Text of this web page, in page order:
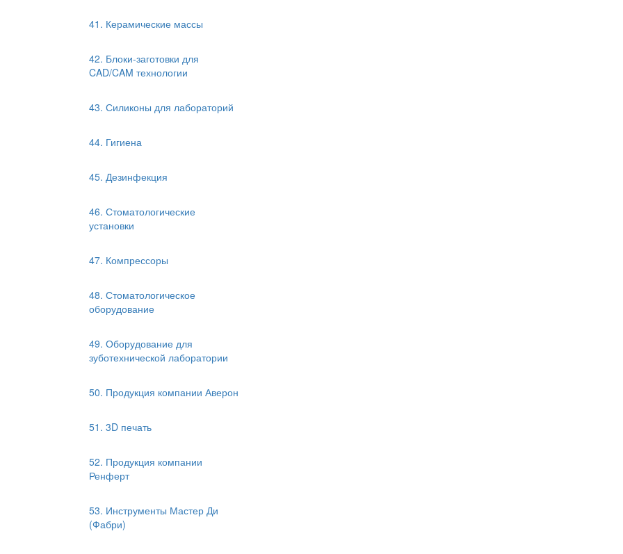
41. Керамические массы
42. Блоки-заготовки для
CAD/CAM технологии
43. Силиконы для лабораторий
44. Гигиена
45. Дезинфекция
46. Стоматологические
установки
47. Компрессоры
48. Стоматологическое
оборудование
49. Оборудование для
зуботехнической лаборатории
50. Продукция компании Аверон
51. 3D печать
52. Продукция компании
Ренферт
53. Инструменты Мастер Ди
(Фабри)